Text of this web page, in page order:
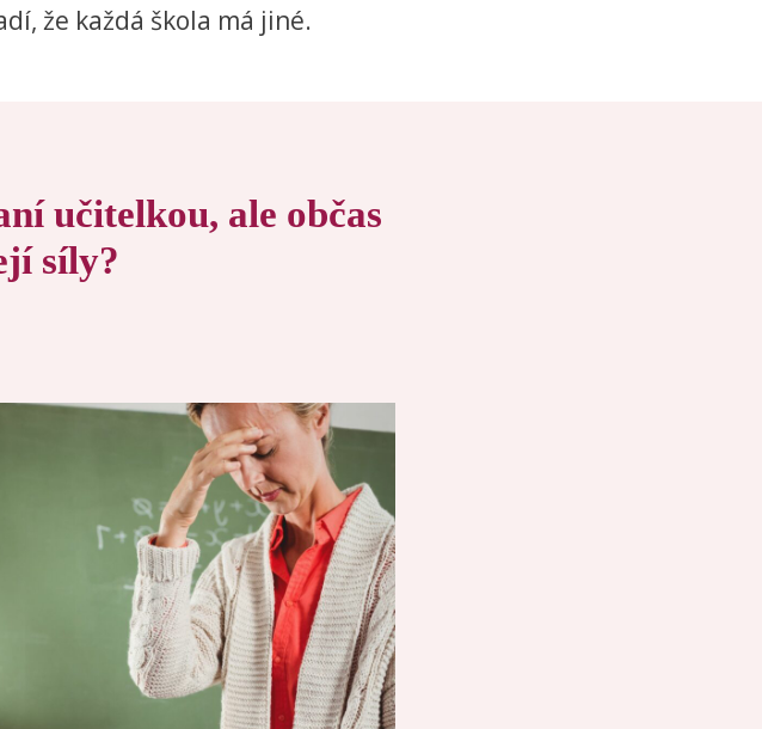
že každá škola má jiné.
učitelkou, ale občas
síly?